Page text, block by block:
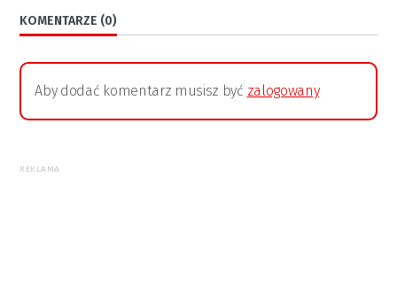
KOMENTARZE (0)
Aby dodać komentarz musisz być zalogowany
REKLAMA